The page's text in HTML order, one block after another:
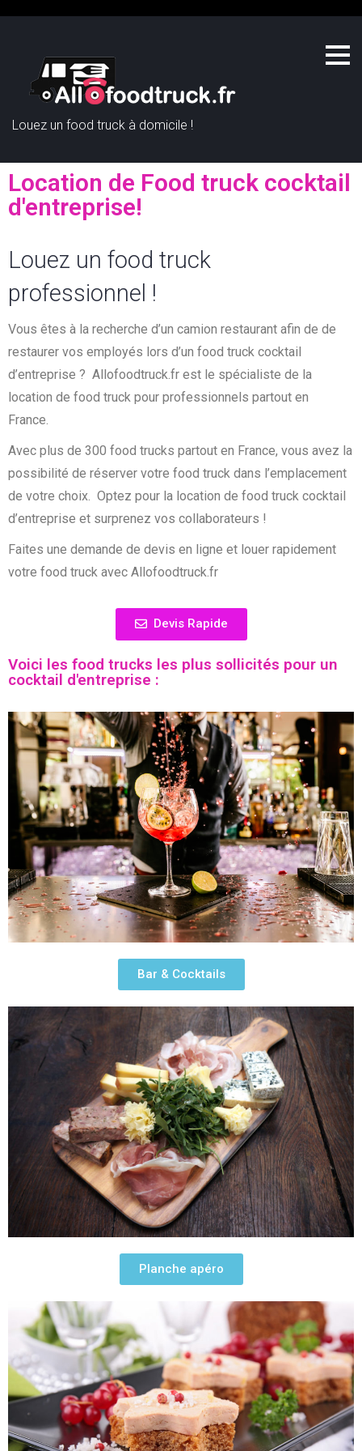
Louez un food truck à domicile !
Location de Food truck cocktail
d'entreprise!
Louez un food truck
professionnel !
Vous êtes à la recherche d’un camion restaurant afin de de
restaurer vos employés lors d’un food truck cocktail
d’entreprise ? Allofoodtruck.fr est le spécialiste de la
location de food truck pour professionnels partout en
France.
Avec plus de 300 food trucks partout en France, vous avez la
possibilité de réserver votre food truck dans l’emplacement
de votre choix. Optez pour la location de food truck cocktail
d’entreprise et surprenez vos collaborateurs !
Faites une demande de devis en ligne et louer rapidement
votre food truck avec Allofoodtruck.fr
Devis Rapide
Voici les food trucks les plus sollicités pour un
cocktail d'entreprise :
Bar & Cocktails
Planche apéro